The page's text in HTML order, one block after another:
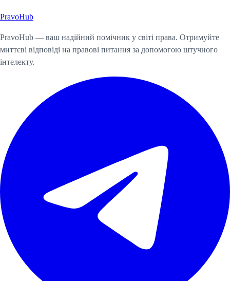
Почати консультацію
PravoHub
PravoHub — ваш надійний помічник у світі права. Отримуйте
миттєві відповіді на правові питання за допомогою штучного
інтелекту.